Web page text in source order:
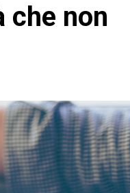
che non